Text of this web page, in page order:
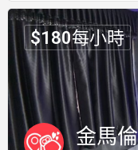
金馬
$180每小時